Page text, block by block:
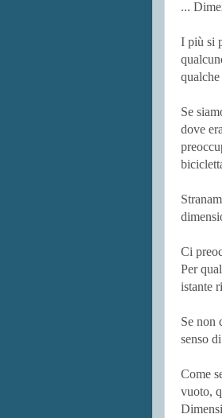
...
I più si
Se
dove
Ci
Per
istante
Se non
senso
Come
vuoto,